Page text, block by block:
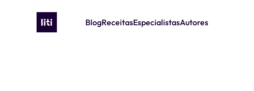
BlogReceitasEspecialistasAutores